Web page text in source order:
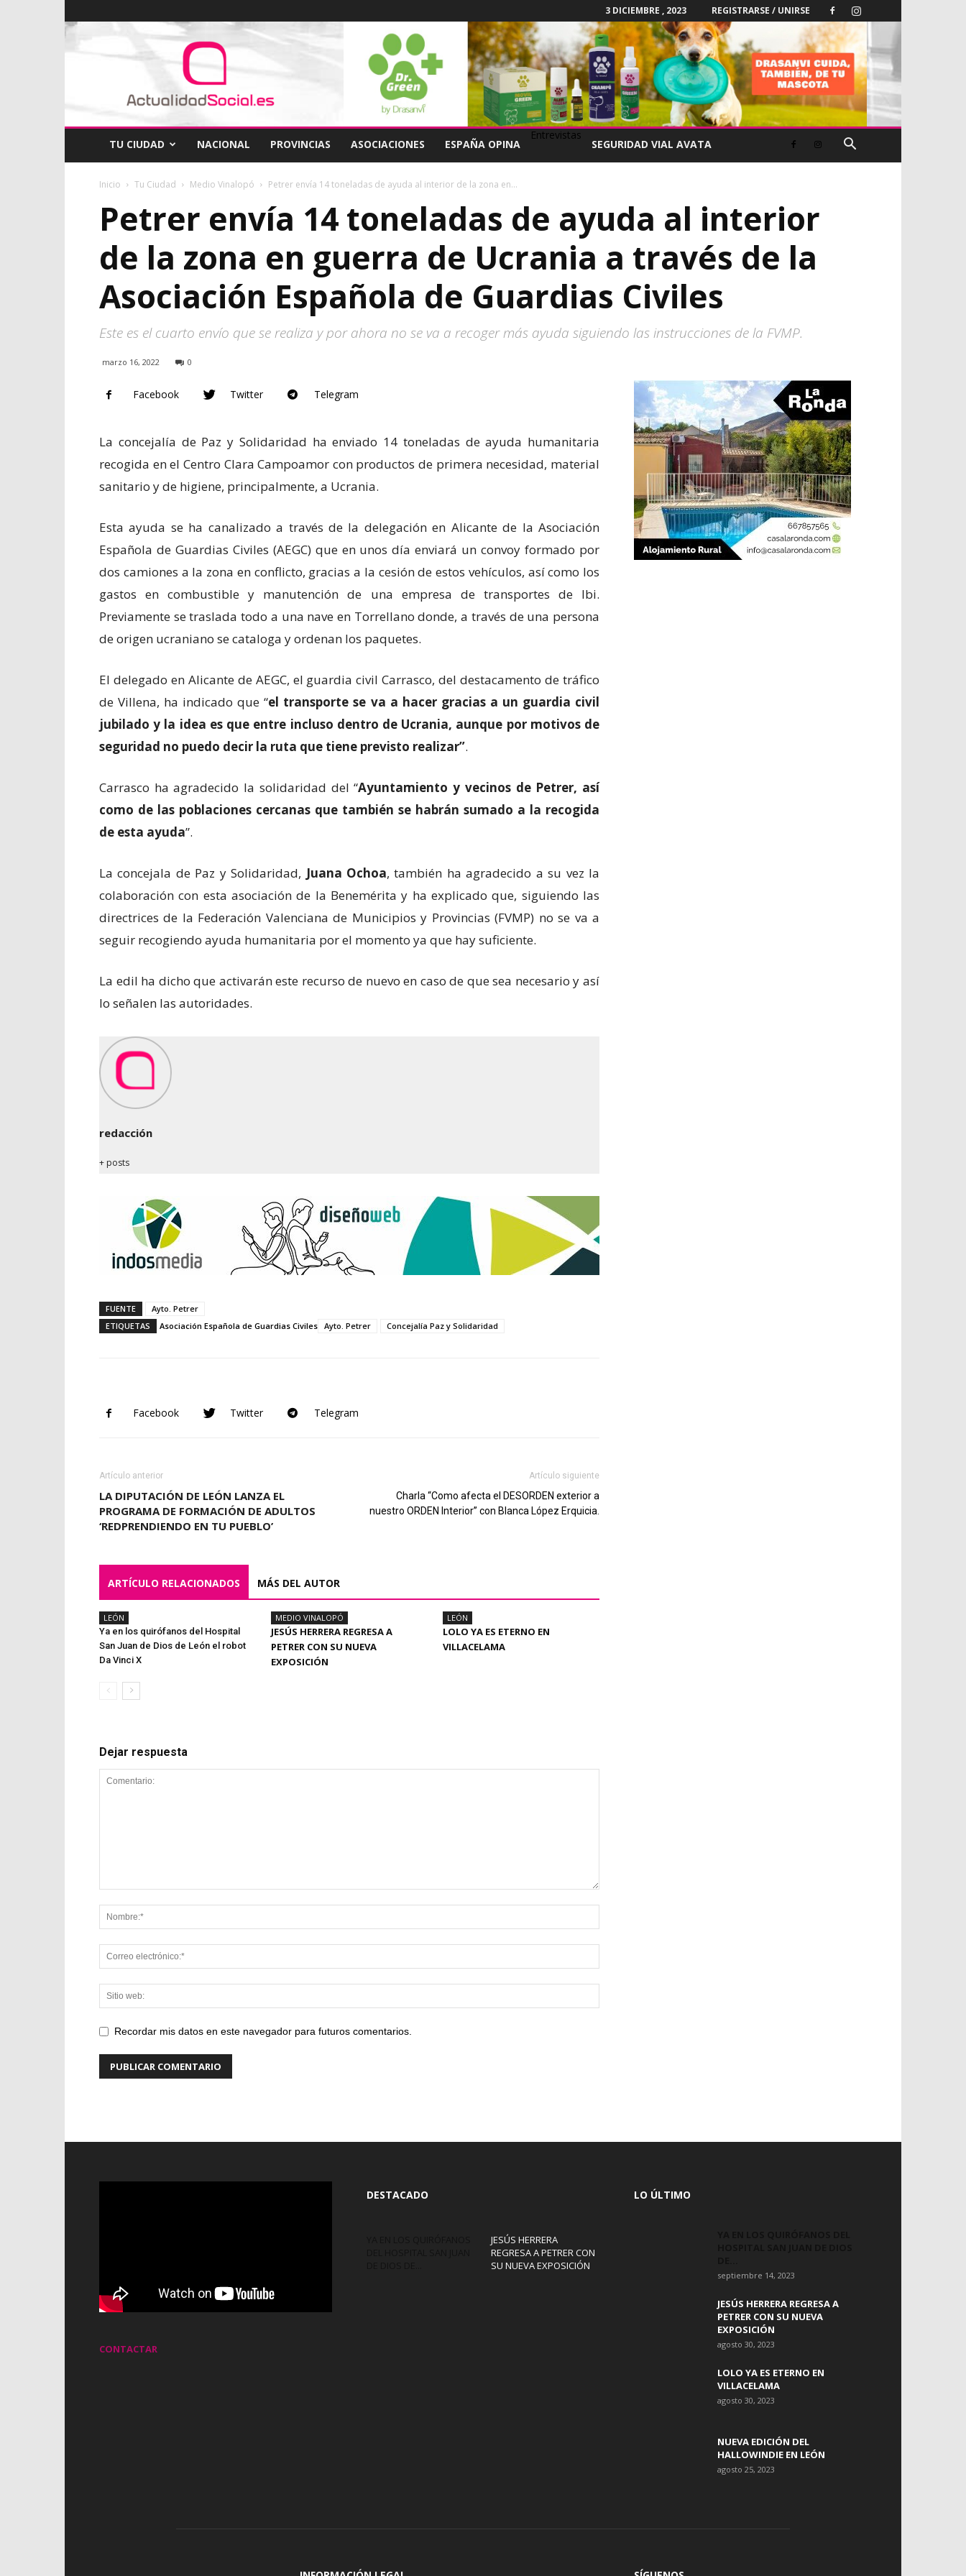
3 DICIEMBRE , 2023 REGISTRARSE / UNIRSE
ActualidadSocial
TU CIUDAD NACIONAL PROVINCIAS ASOCIACIONES ESPAÑA OPINA
Entrevistas
SEGURIDAD VIAL AVATA
Inicio Tu Ciudad Medio Vinalopó Petrer envía 14 toneladas de ayuda al interior de la zona en...
Petrer envía 14 toneladas de ayuda al interior
de la zona en guerra de Ucrania a través de la
Asociación Española de Guardias Civiles
Este es el cuarto envío que se realiza y por ahora no se va a recoger más ayuda siguiendo las instrucciones de la FVMP.
marzo 16, 2022 0
Facebook Twitter Telegram
La concejalía de Paz y Solidaridad ha enviado 14 toneladas de ayuda humanitaria
recogida en el Centro Clara Campoamor con productos de primera necesidad, material
sanitario y de higiene, principalmente, a Ucrania.
Esta ayuda se ha canalizado a través de la delegación en Alicante de la Asociación
Española de Guardias Civiles (AEGC) que en unos día enviará un convoy formado por
dos camiones a la zona en conflicto, gracias a la cesión de estos vehículos, así como los
gastos en combustible y manutención de una empresa de transportes de Ibi.
Previamente se traslada todo a una nave en Torrellano donde, a través de una persona
de origen ucraniano se cataloga y ordenan los paquetes.
El delegado en Alicante de AEGC, el guardia civil Carrasco, del destacamento de tráfico
de Villena, ha indicado que “el transporte se va a hacer gracias a un guardia civil
jubilado y la idea es que entre incluso dentro de Ucrania, aunque por motivos de
seguridad no puedo decir la ruta que tiene previsto realizar”.
Carrasco ha agradecido la solidaridad del “Ayuntamiento y vecinos de Petrer, así
como de las poblaciones cercanas que también se habrán sumado a la recogida
de esta ayuda”.
La concejala de Paz y Solidaridad, Juana Ochoa, también ha agradecido a su vez la
colaboración con esta asociación de la Benemérita y ha explicado que, siguiendo las
directrices de la Federación Valenciana de Municipios y Provincias (FVMP) no se va a
seguir recogiendo ayuda humanitaria por el momento ya que hay suficiente.
La edil ha dicho que activarán este recurso de nuevo en caso de que sea necesario y así
lo señalen las autoridades.
redacción
+ posts
FUENTE
Ayto. Petrer
ETIQUETAS
Asociación Española de Guardias Civiles Ayto. Petrer Concejalía Paz y Solidaridad
Facebook Twitter Telegram
Artículo anterior
LA DIPUTACIÓN DE LEÓN LANZA EL
PROGRAMA DE FORMACIÓN DE ADULTOS
‘REDPRENDIENDO EN TU PUEBLO’
Artículo siguiente
Charla “Como afecta el DESORDEN exterior a
nuestro ORDEN Interior” con Blanca López Erquicia.
ARTÍCULO RELACIONADOS MÁS DEL AUTOR
LEÓN
Ya en los quirófanos del Hospital
San Juan de Dios de León el robot
Da Vinci X
MEDIO VINALOPÓ
JESÚS HERRERA REGRESA A
PETRER CON SU NUEVA
EXPOSICIÓN
LEÓN
LOLO YA ES ETERNO EN
VILLACELAMA
Dejar respuesta
Recordar mis datos en este navegador para futuros comentarios.
CONTACTAR
DESTACADO
JESÚS HERRERA
REGRESA A PETRER CON
SU NUEVA EXPOSICIÓN
LO ÚLTIMO
septiembre 14, 2023
JESÚS HERRERA REGRESA A
PETRER CON SU NUEVA
EXPOSICIÓN
agosto 30, 2023
LOLO YA ES ETERNO EN
VILLACELAMA
agosto 30, 2023
NUEVA EDICIÓN DEL
HALLOWINDIE EN LEÓN
agosto 25, 2023